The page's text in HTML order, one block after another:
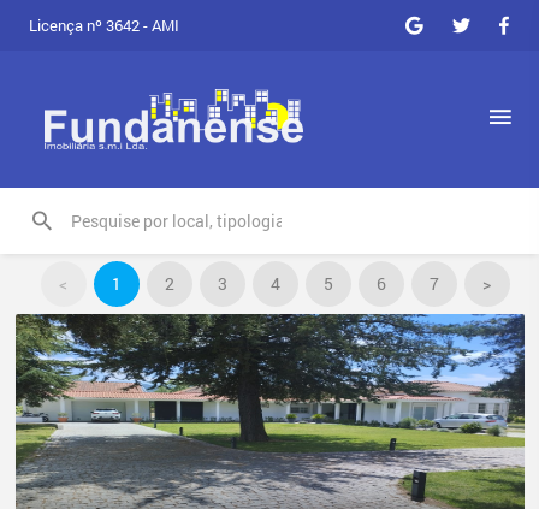
Licença nº 3642 - AMI
< 1 2 3 4 5 6 7 >